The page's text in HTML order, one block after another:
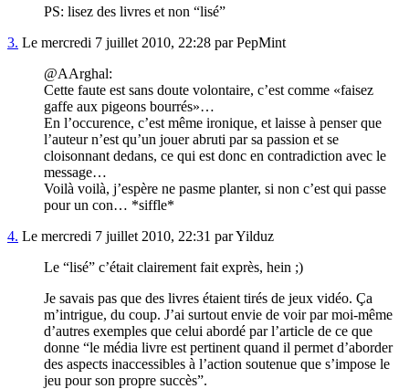
PS: lisez des livres et non “lisé”
3. Le mercredi 7 juillet 2010, 22:28 par PepMint
@AArghal:
Cette faute est sans doute volontaire, c’est comme «faisez
gaffe aux pigeons bourrés»…
En l’occurence, c’est même ironique, et laisse à penser que
l’auteur n’est qu’un jouer abruti par sa passion et se
cloisonnant dedans, ce qui est donc en contradiction avec le
message…
Voilà voilà, j’espère ne pasme planter, si non c’est qui passe
pour un con… *siffle*
4. Le mercredi 7 juillet 2010, 22:31 par Yilduz
Le “lisé” c’était clairement fait exprès, hein ;)
Je savais pas que des livres étaient tirés de jeux vidéo. Ça
m’intrigue, du coup. J’ai surtout envie de voir par moi-même
d’autres exemples que celui abordé par l’article de ce que
donne “le média livre est pertinent quand il permet d’aborder
des aspects inaccessibles à l’action soutenue que s’impose le
jeu pour son propre succès”.